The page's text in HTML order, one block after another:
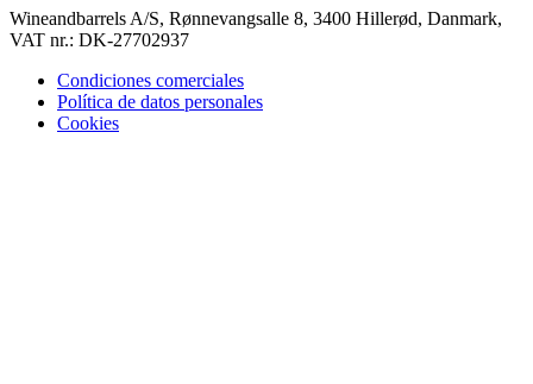
Wineandbarrels A/S, Rønnevangsalle 8, 3400 Hillerød, Danmark,
VAT nr.: DK-27702937
Condiciones comerciales
Política de datos personales
Cookies